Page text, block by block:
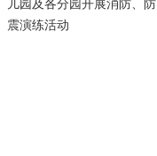
儿园及各分园开展消防、防
震演练活动